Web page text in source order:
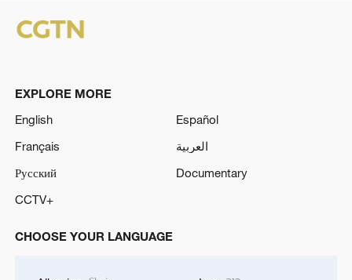
EXPLORE MORE
English
Español
Français
العربية
Русский
Documentary
CCTV+
CHOOSE YOUR LANGUAGE